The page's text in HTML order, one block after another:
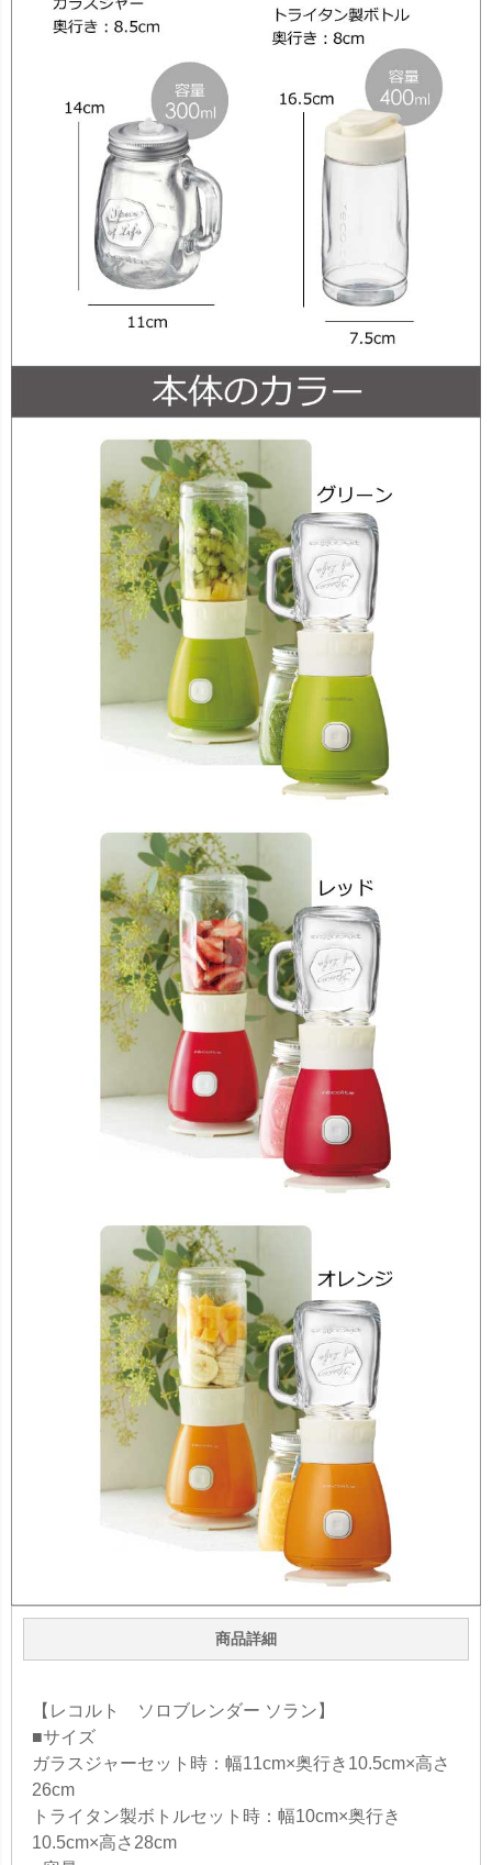
商品詳細
【レコルト ソロブレンダー ソラン】
■サイズ
ガラスジャーセット時：幅11cm×奥行き10.5cm×高さ
26cm
トライタン製ボトルセット時：幅10cm×奥行き
10.5cm×高さ28cm